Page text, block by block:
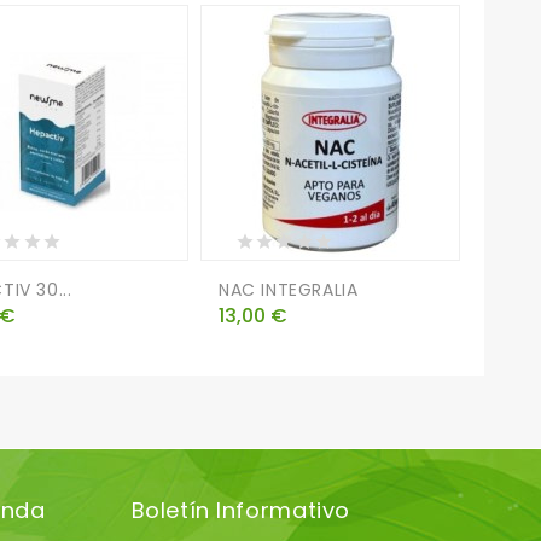
30... NAC INTEGRALIA
Precio
13,00 €
Boletín Informativo